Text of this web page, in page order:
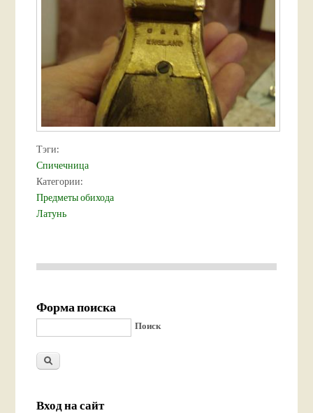
Тэги:
Спичечница
Категории:
Предметы обихода
Латунь
Форма поиска
Поиск
Вход на сайт